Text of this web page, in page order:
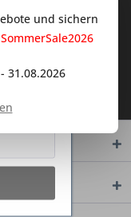
und sichern
SommerSale2026
31.08.2026
sollen,